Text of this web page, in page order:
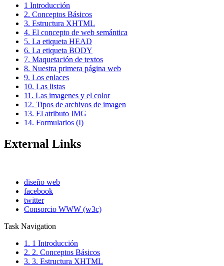
1 Introducción
2. Conceptos Básicos
3. Estructura XHTML
4. El concepto de web semántica
5. La etiqueta HEAD
6. La etiqueta BODY
7. Maquetación de textos
8. Nuestra primera página web
9. Los enlaces
10. Las listas
11. Las imagenes y el color
12. Tipos de archivos de imagen
13. El atributo IMG
14. Formularios (I)
External Links
diseño web
facebook
twitter
Consorcio WWW (w3c)
Task Navigation
1. 1 Introducción
2. 2. Conceptos Básicos
3. 3. Estructura XHTML